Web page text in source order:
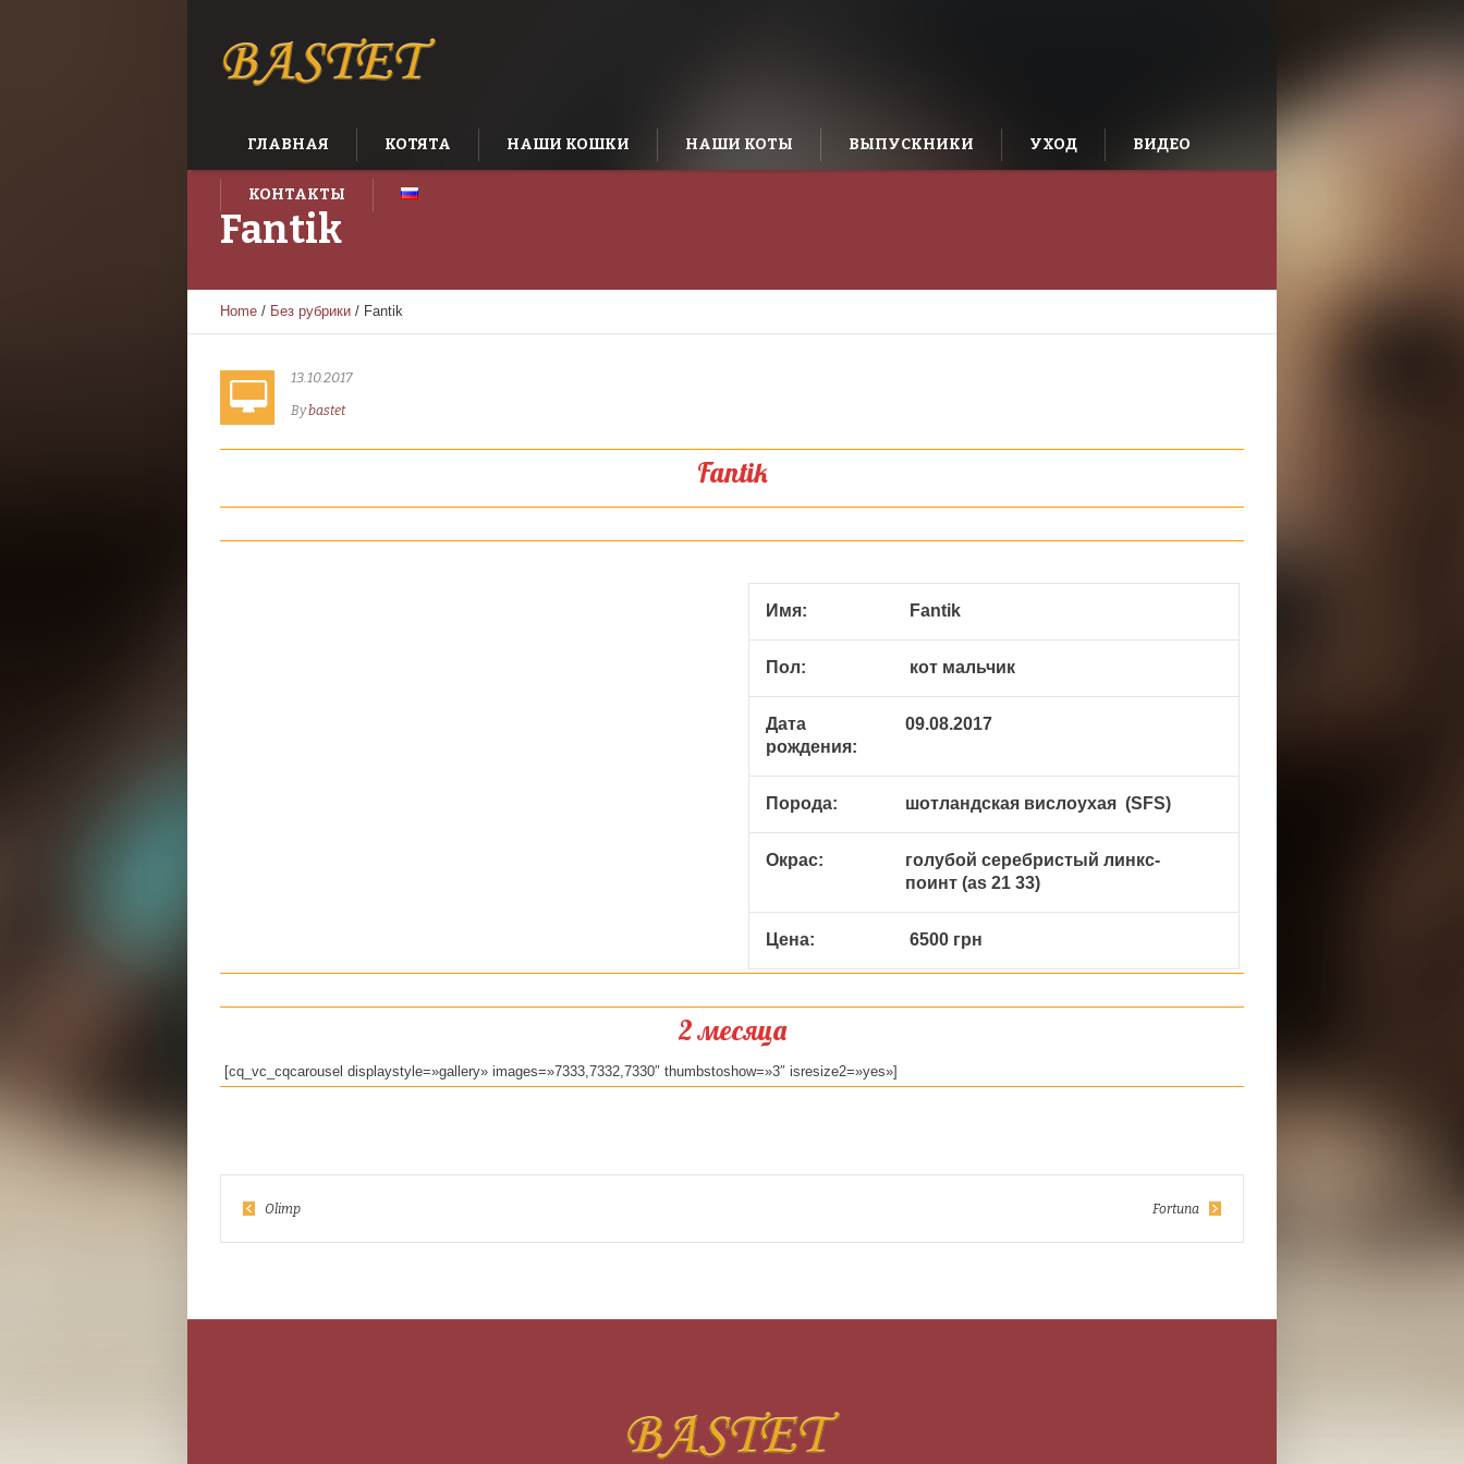
ГЛАВНАЯ КОТЯТА НАШИ КОШКИ НАШИ КОТЫ ВЫПУСКНИКИ УХОД ВИДЕО
КОНТАКТЫ
Fantik
Home / Без рубрики / Fantik
13.10.2017
Bybastet
Fantik
Имя: Fantik
Пол: кот мальчик
Дата
рождения:
09.08.2017
Порода: шотландская вислоухая (SFS)
Окрас:
голубой серебристый линкс-
поинт (as 21 33)
Цена: 6500 грн
2 месяца
[cq_vc_cqcarousel displaystyle=»gallery» images=»7333,7332,7330″ thumbstoshow=»3″ isresize2=»yes»]
Olimp Fortuna